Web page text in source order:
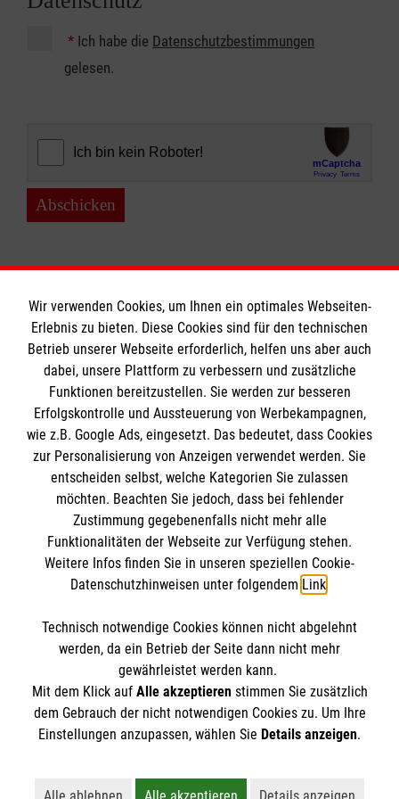
* Ich habe die Datenschutzbestimmungen
gelesen.
Abschicken
Informationen
Impressum
Datenschutz
Barrierefreiheit
Kontakt
Die Malteser
Malteser in Deutschland
Malteserorden
Sharepoint
Spendenkonto
Malteser Hilfsdienst e.V.
IBAN DE75 3706 0120 1201 2241 59
So finden Sie uns
Eichenlohweg 24
22309 Hamburg
Email:malteser.hamburg@malteser.org
Der Malteser Hilfsdienst e.V. ist als eingetragene
Gewerbesteuer befreit.
Wir verwenden Cookies, um Ihnen ein optimales Webseiten-
Erlebnis zu bieten. Diese Cookies sind für den technischen
Betrieb unserer Webseite erforderlich, helfen uns aber auch
dabei, unsere Plattform zu verbessern und zusätzliche
Funktionen bereitzustellen. Sie werden zur besseren
Erfolgskontrolle und Aussteuerung von Werbekampagnen,
wie z.B. Google Ads, eingesetzt. Das bedeutet, dass Cookies
zur Personalisierung von Anzeigen verwendet werden. Sie
entscheiden selbst, welche Kategorien Sie zulassen
möchten. Beachten Sie jedoch, dass bei fehlender
Zustimmung gegebenenfalls nicht mehr alle
Funktionalitäten der Webseite zur Verfügung stehen.
Weitere Infos finden Sie in unseren speziellen Cookie-
Datenschutzhinweisen unter folgendem Link.
Technisch notwendige Cookies können nicht abgelehnt
werden, da ein Betrieb der Seite dann nicht mehr
gewährleistet werden kann.
Mit dem Klick auf Alle akzeptierenstimmen Sie zusätzlich
dem Gebrauch der nicht notwendigen Cookies zu. Um Ihre
Einstellungen anzupassen, wählen Sie Details anzeigen.